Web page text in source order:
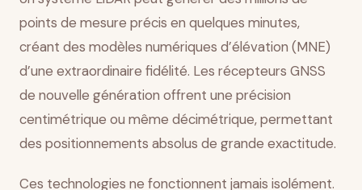
points de mesure précis en quelques minutes,
créant des modèles numériques d’élévation (MNE)
d’une extraordinaire fidélité. Les récepteurs GNSS
de nouvelle génération offrent une précision
centimétrique ou même décimétrique, permettant
des positionnements absolus de grande exactitude.
Ces technologies ne fonctionnent jamais isolément.